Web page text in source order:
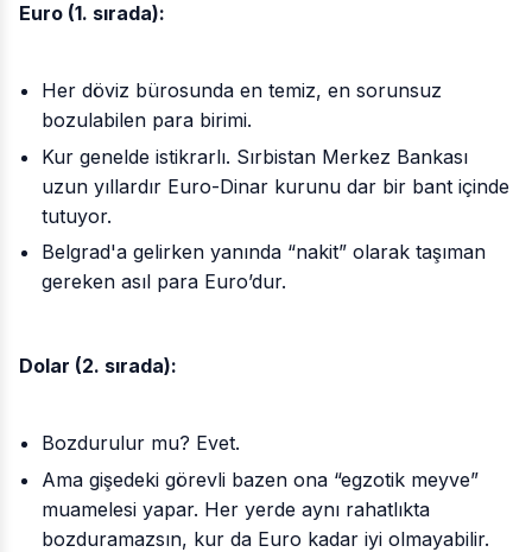
Euro (1. sırada):
Her döviz bürosunda en temiz, en sorunsuz
bozulabilen para birimi.
Kur genelde istikrarlı. Sırbistan Merkez Bankası
uzun yıllardır Euro-Dinar kurunu dar bir bant içinde
tutuyor.
Belgrad'a gelirken yanında “nakit” olarak taşıman
gereken asıl para Euro’dur.
Dolar (2. sırada):
Bozdurulur mu? Evet.
Ama gişedeki görevli bazen ona “egzotik meyve”
muamelesi yapar. Her yerde aynı rahatlıkta
bozduramazsın, kur da Euro kadar iyi olmayabilir.